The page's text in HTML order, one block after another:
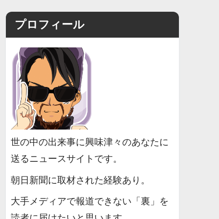
プロフィール
世の中の出来事に興味津々のあなたに
送るニュースサイトです。
朝日新聞に取材された経験あり。
大手メディアで報道できない「裏」を